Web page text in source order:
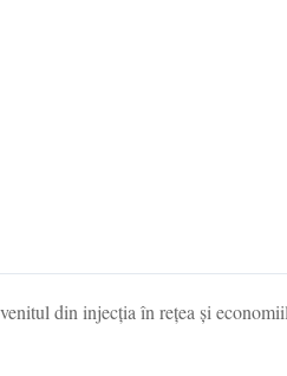
din injecția în rețea și